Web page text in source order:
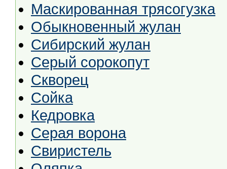
Маскированная трясогузка
Обыкновенный жулан
Сибирский жулан
Серый сорокопут
Скворец
Сойка
Кедровка
Серая ворона
Свиристель